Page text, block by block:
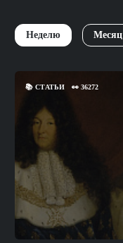
Неделю Месяц
📚 СТАТЬИ 👀 36272